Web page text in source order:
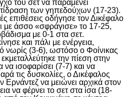
του σετ να παραμένει
των γηπεδούχων (17-23).
επιθέσεις οδήγησε τον Δικέφαλο
με άσσο «σφράγισε» το 17-25,
με 0-1 στα σετ.
και πάλι με ενέργεια,
νωρίς (3-6), ωστόσο ο Φοίνικας
την πίεση στην
ισοφαρίσει (7-7) και να
τις δυσκολίες, ο Δικέφαλος
Ερνάντεζ να μειώνει αρχικά στον
να φέρνει το σετ στα ίσα (18-